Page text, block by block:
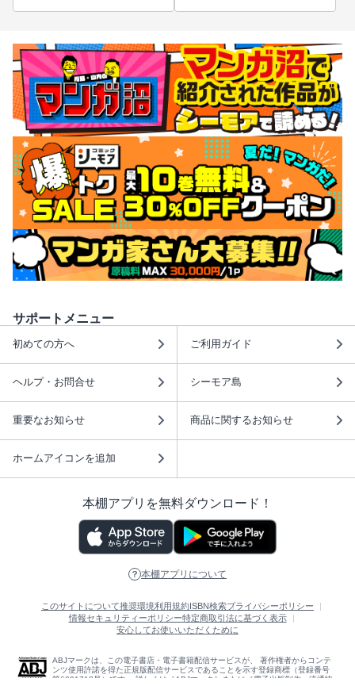
サポートメニュー
初めての方へ ご利用ガイド
ヘルプ・お問合せ シーモア島
重要なお知らせ 商品に関するお知らせ
ホームアイコンを追加
本棚アプリを無料ダウンロード！
本棚アプリについて
このサイトについて推奨環境利用規約ISBN検索プライバシーポリシー
情報セキュリティーポリシー特定商取引法に基づく表示
安心してお使いいただくために
ABJマークは、この電子書店・電子書籍配信サービスが、 著作権者からコンテ
ンツ使用許諾を得た正規版配信サービスであることを示す登録商標（登録番号
第6091713号）です。 詳しくは［ABJマーク］または［電子出版制作・流通協